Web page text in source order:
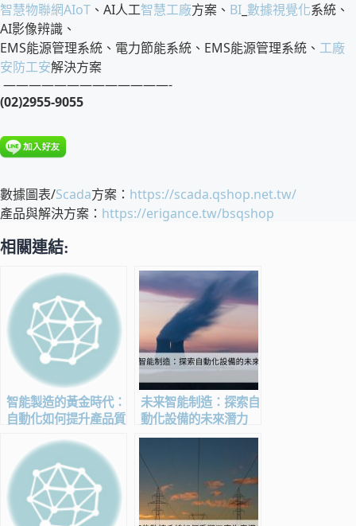
智慧物聯網AIoT 、AI人工智慧工廠方案、 BI 數據視覺化系統、
AI影像辨識、
EMS能源管理系統、電力節能系統、EMS能源管理系統、 工廠
安防工安解決方案
—————————————-
(02)2955-9055
數據圖表/Scada方案： https://scada.qshop.net.tw/
產品與解決方案： https://erigance.tw/bsqshop
相關連結:
智能製造的黃金時代：
自動化如何提升產品質
未来智能制造：探索自
動化設備的未來潛力